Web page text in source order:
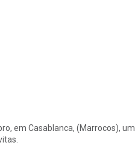
em Casablanca, (Marrocos), um